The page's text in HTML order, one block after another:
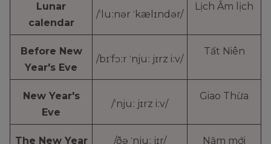
Lunar
calendar
/ˈluːnər ˈkælɪndər/
Lịch Âm lịch
Before New
Year's Eve
/bɪˈfɔːr ˈnjuː jɪrz iːv/
Tất Niên
New Year's
Eve
/ˈnjuː jɪrz iːv/
Giao Thừa
The New Year /ðə ˈnjuː jɪr/ Năm mới